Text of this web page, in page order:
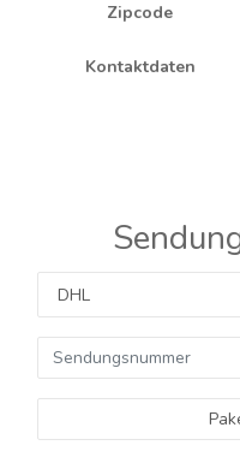
Zipcode
Kontaktdaten